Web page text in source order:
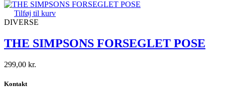
Tilføj til kurv
DIVERSE
THE SIMPSONS FORSEGLET POSE
299,00 kr.
Kontakt